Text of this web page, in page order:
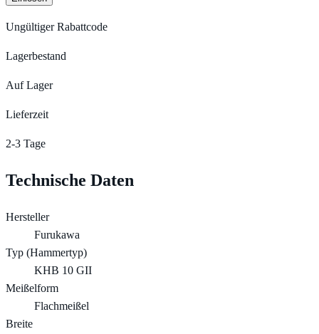
Ungültiger Rabattcode
Lagerbestand
Auf Lager
Lieferzeit
2-3 Tage
Technische Daten
Hersteller
Furukawa
Typ (Hammertyp)
KHB 10 GII
Meißelform
Flachmeißel
Breite